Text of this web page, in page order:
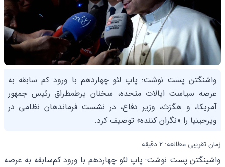
واشنگتن پست نوشت: پاپ لئو چهاردهم با ورود کم سابقه به
عرصه سیاست ایالات متحده، سخنان پرطمطراق رئیس جمهور
آمریکا، و هگزث، وزیر دفاع، در نشست فرماندهان نظامی در
ویرجینیا را «نگران کننده» توصیف کرد.
زمان تقریبی مطالعه: 2 دقیقه
واشینگتن پست نوشت: پاپ لئو چهاردهم با ورود کم‌سابقه به عرصه